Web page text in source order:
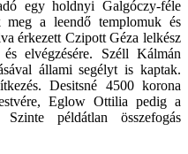
egy holdnyi Galgóczy-féle
meg a leendő templomuk és
érkezett Czipott Géza lelkész
elvégzésére. Széll Kálmán
állami segélyt is kaptak.
Desitsné 4500 korona
Eglow Ottilia pedig a
Szinte példátlan összefogás